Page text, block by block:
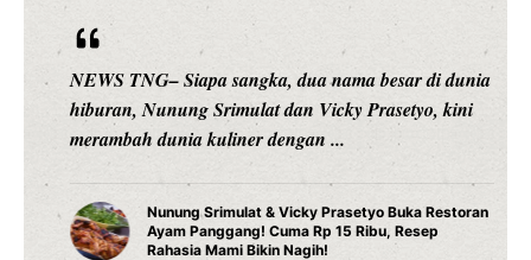
NEWS TNG– Siapa sangka, dua nama besar di dunia
hiburan, Nunung Srimulat dan Vicky Prasetyo, kini
merambah dunia kuliner dengan ...
Nunung Srimulat & Vicky Prasetyo Buka Restoran
Ayam Panggang! Cuma Rp 15 Ribu, Resep
Rahasia Mami Bikin Nagih!